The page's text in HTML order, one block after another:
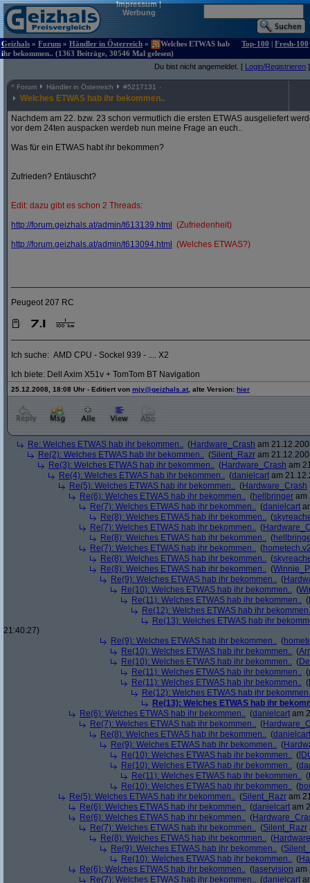
Impressum|
Werbung
Geizhals » Forum » Händler in Österreich »
Welches ETWAS hab
ihr bekommen.. (1363 Beiträge, 30546 Mal gelesen)
Top-100 | Fresh-100
Du bist nicht angemeldet. [ Login/Registrieren ]
^ Forum Händler in Österreich #5217131
Welches ETWAS hab ihr bekommen..
Nachdem am 22. bzw. 23 schon vermutlich die ersten ETWAS ausgeliefert
vor dem 24ten auspacken werdeb nun meine Frage an euch..
Was für ein ETWAS habt ihr bekommen?
Zufrieden? Entäuscht?
Edit: dazu gibt es schon 2 Threads:
http://forum.geizhals.at/admin/t613139.html
(Zufriedenheit)
http://forum.geizhals.at/admin/t613094.html (Welches ETWAS?)
Peugeot 207 RC
Ich suche: AMD CPU - Sockel 939 - .... X2
Ich biete: Dell Axim X51v + TomTom BT Navigation
25.12.2008, 18:08 Uhr - Editiert von mjy@geizhals.at , alte Version: hier
Re: Welches ETWAS hab ihr bekommen.. (Hardware_Crash am
Re(2): Welches ETWAS hab ihr bekommen.. (Silent_Razr am
Re(3): Welches ETWAS hab ihr bekommen.. (Hardware_Crash am
Re(4): Welches ETWAS hab ihr bekommen.. (danielcart am
Re(5): Welches ETWAS hab ihr bekommen.. (Hardware_Crash
Re(6): Welches ETWAS hab ihr bekommen.. (hellbringer am
Re(7): Welches ETWAS hab ihr bekommen.. (danielcart
Re(8): Welches ETWAS hab ihr bekommen.. (
Re(7): Welches ETWAS hab ihr bekommen.. (
Re(8): Welches ETWAS hab ihr bekommen.. (
Re(7): Welches ETWAS hab ihr bekommen.. (
Re(8): Welches ETWAS hab ihr bekommen.. (
Re(8): Welches ETWAS hab ihr bekommen.. (
Re(9): Welches ETWAS hab ihr bekommen.. (
Re(10): Welches ETWAS hab ihr bekommen.. (
Re(11): Welches ETWAS hab ihr bekommen.. (
Re(12): Welches ETWAS hab ihr
Re(13): Welches ETWAS hab ihr
21:40:27)
Re(9): Welches ETWAS hab ihr bekommen.. (
Re(10): Welches ETWAS hab ihr bekommen.. (
Re(10): Welches ETWAS hab ihr bekommen.. (
Re(11): Welches ETWAS hab ihr bekommen.. (
Re(11): Welches ETWAS hab ihr bekommen.. (
Re(12): Welches ETWAS hab ihr
Re(13): Welches ETWAS hab ihr
Re(6): Welches ETWAS hab ihr bekommen.. (danielcart am
Re(7): Welches ETWAS hab ihr bekommen.. (
Re(8): Welches ETWAS hab ihr bekommen.. (danielcart
Re(9): Welches ETWAS hab ihr bekommen.. (
Re(10): Welches ETWAS hab ihr bekommen.. (
Re(10): Welches ETWAS hab ihr bekommen.. (
Re(11): Welches ETWAS hab ihr bekommen.. (
Re(10): Welches ETWAS hab ihr bekommen.. (
Re(5): Welches ETWAS hab ihr bekommen.. (Silent_Razr am
Re(6): Welches ETWAS hab ihr bekommen.. (danielcart am
Re(6): Welches ETWAS hab ihr bekommen.. (
Re(7): Welches ETWAS hab ihr bekommen.. (Silent_Razr
Re(8): Welches ETWAS hab ihr bekommen.. (
Re(9): Welches ETWAS hab ihr bekommen.. (
Re(10): Welches ETWAS hab ihr bekommen.. (
Re(6): Welches ETWAS hab ihr bekommen.. ( laservision am
Re(7): Welches ETWAS hab ihr bekommen.. (danielcart